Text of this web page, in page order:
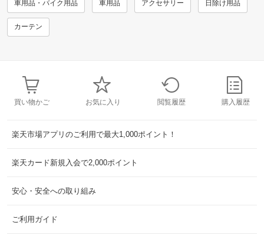
車用品・バイク用品 車用品 アクセサリー 日除け用品
カーテン
買い物かご お気に入り 閲覧履歴 購入履歴
楽天市場アプリのご利用で最大1,000ポイント！
楽天カード新規入会で2,000ポイント
安心・安全への取り組み
ご利用ガイド